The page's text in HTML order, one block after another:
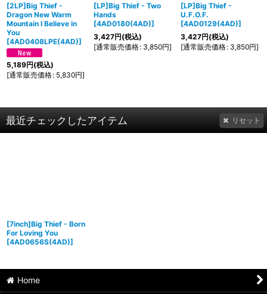
[2LP]Big Thief -
Dragon New Warm
Mountain I Believe in
You
[4AD0408LPE(4AD)]
5,189円(税込)
[通常販売価格: 5,830円]
[LP]Big Thief - Two
Hands
[4AD0180(4AD)]
3,427円(税込)
[通常販売価格: 3,850円]
[LP]Big Thief -
U.F.O.F.
[4AD0129(4AD)]
3,427円(税込)
[通常販売価格: 3,850円]
最近チェックしたアイテム リセット
[7inch]Big Thief - Born
For Loving You
[4AD0656S(4AD)]
Home